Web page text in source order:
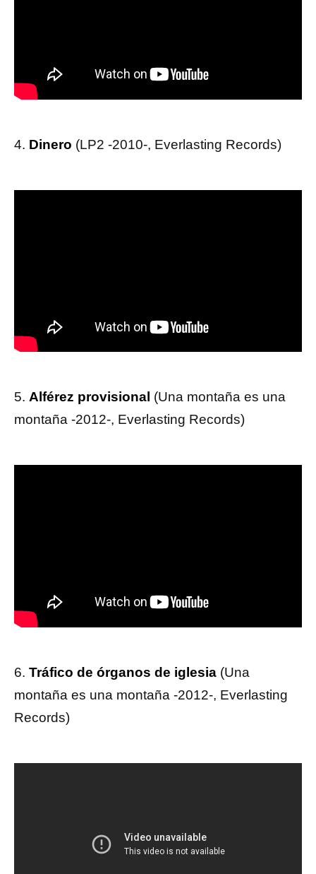
4. Dinero (LP2 -2010-, Everlasting Records)
5. Alférez provisional (Una montaña es una
montaña -2012-, Everlasting Records)
6. Tráfico de órganos de iglesia (Una
montaña es una montaña -2012-, Everlasting
Records)